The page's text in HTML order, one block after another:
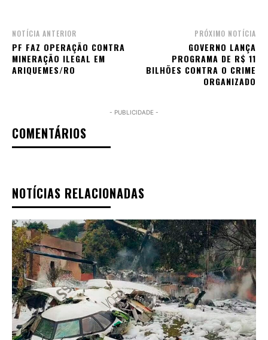
NOTÍCIA ANTERIOR
PF FAZ OPERAÇÃO CONTRA
MINERAÇÃO ILEGAL EM
ARIQUEMES/RO
PRÓXIMO NOTÍCIA
GOVERNO LANÇA
PROGRAMA DE R$ 11
BILHÕES CONTRA O CRIME
ORGANIZADO
- PUBLICIDADE -
COMENTÁRIOS
NOTÍCIAS RELACIONADAS